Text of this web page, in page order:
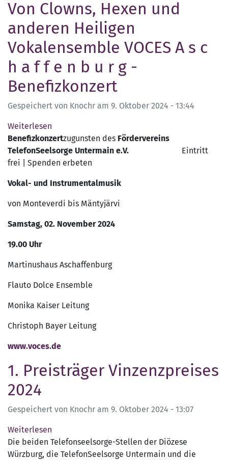
2025
verschoben
Von Clowns, Hexen und
anderen Heiligen
Vokalensemble VOCES A s c
h a f f e n b u r g -
Benefizkonzert
Gespeichert von Knochr am 9. Oktober 2024 - 13:44
Weiterlesen
Von
Clowns,
Hexen
anderen
Heiligen
VOCES
c
a
f
e
b
r
Benefizkonzert
Benefizkonzertzugunsten des Fördervereins
TelefonSeelsorge Untermain e.V.
Eintritt
frei | Spenden erbeten
Vokal- und Instrumentalmusik
von Monteverdi bis Mäntyjärvi
Samstag, 02. November 2024
19.00 Uhr
Martinushaus Aschaffenburg
Flauto Dolce Ensemble
Monika Kaiser Leitung
Christoph Bayer Leitung
www.voces.de
1. Preisträger Vinzenzpreises
2024
Gespeichert von Knochr am 9. Oktober 2024 - 13:07
Weiterlesen
1.
Preisträger
Die beiden Telefonseelsorge-Stellen der Diözese
Würzburg, die TelefonSeelsorge Untermain und die